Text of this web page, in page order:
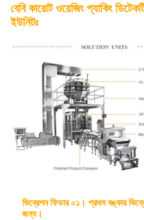
বেবি কারোট ওয়েজিং প্যাকিং
ইউনিটঃ
ভিব্রেশন ফিডার ০১। প্রথম বঙ্কার
জন্য।